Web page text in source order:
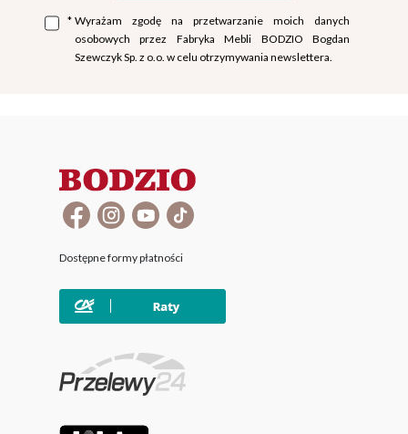
* Wyrażam zgodę na przetwarzanie moich danych
osobowych przez Fabryka Mebli BODZIO Bogdan
Szewczyk Sp. z o.o. w celu otrzymywania newslettera.
Dostępne formy płatności